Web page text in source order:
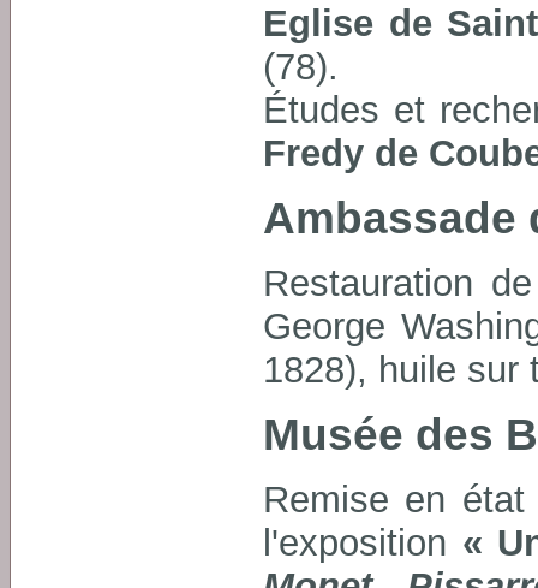
Eglise de
(78).
Études et
Fredy de
Ambassade
Restauration
George
1828), huile sur
Musée des
Remise en
l'exposition «